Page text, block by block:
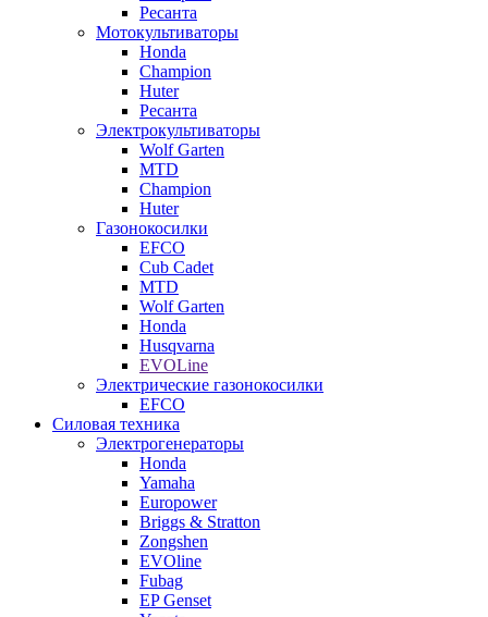
Ресанта
Мотокультиваторы
Honda
Champion
Huter
Ресанта
Электрокультиваторы
Wolf Garten
MTD
Champion
Huter
Газонокосилки
EFCO
Cub Cadet
MTD
Wolf Garten
Honda
Husqvarna
EVOLine
Электрические газонокосилки
EFCO
Силовая техника
Электрогенераторы
Honda
Yamaha
Europower
Briggs & Stratton
Zongshen
EVOline
Fubag
EP Genset